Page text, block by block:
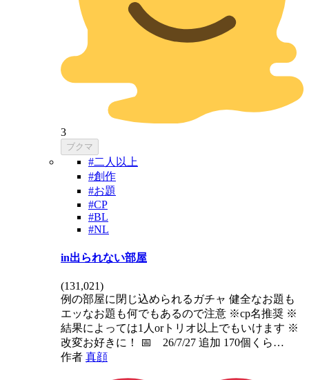
3
ブクマ
#二人以上
#創作
#お題
#CP
#BL
#NL
in出られない部屋
(131,021)
例の部屋に閉じ込められるガチャ 健全なお題も
エッなお題も何でもあるので注意 ※cp名推奨 ※
結果によっては1人orトリオ以上でもいけます ※
改変お好きに！ 📅 26/7/27 追加 170個くら…
作者 真顔